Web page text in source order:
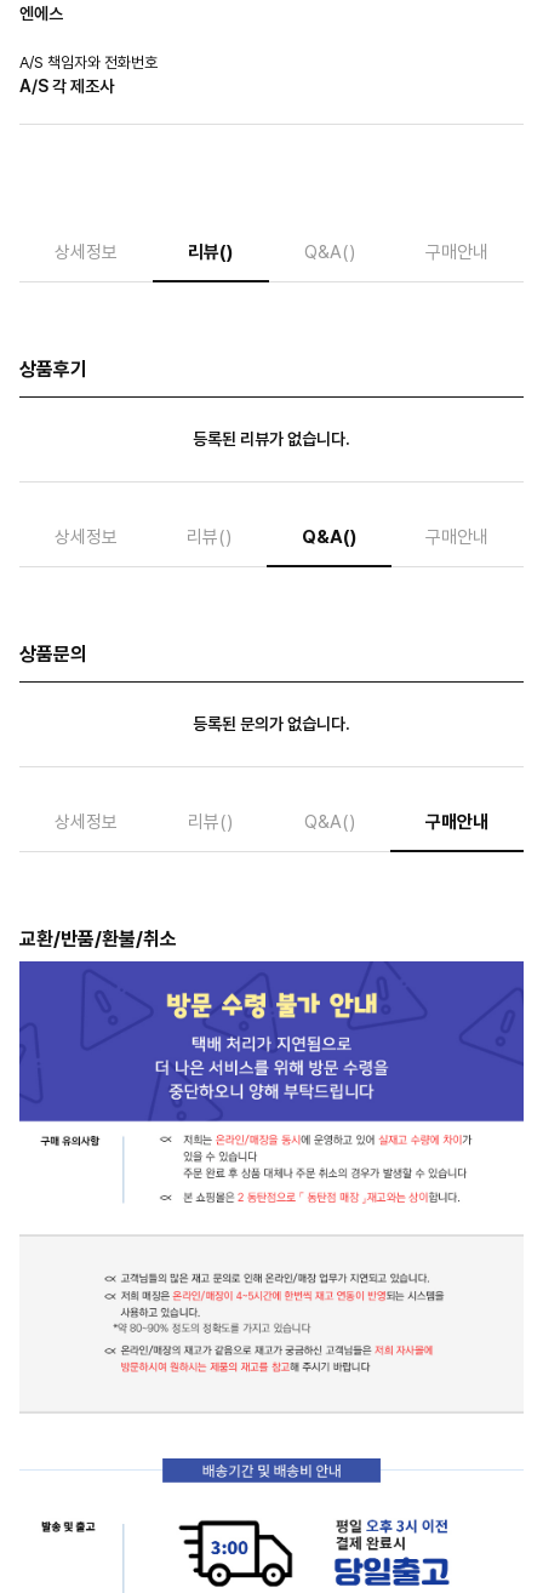
엔에스
A/S 책임자와 전화번호
A/S 각 제조사
상세정보 리뷰() Q&A() 구매안내
상품후기
등록된 리뷰가 없습니다.
상세정보 리뷰() Q&A() 구매안내
상품문의
등록된 문의가 없습니다.
상세정보 리뷰() Q&A() 구매안내
교환/반품/환불/취소